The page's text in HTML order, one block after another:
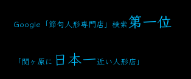
Google「節句人形専門店」検索第一位
「関ヶ原に 日本一近い人形店」